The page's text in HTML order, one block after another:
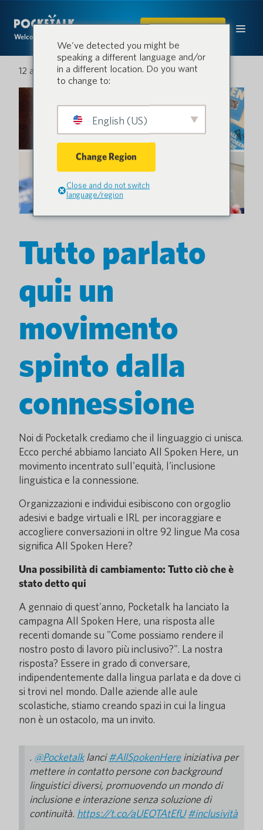
Welcome to the conversation.
ACQUISTARE
12 aprile 2024
Tutto parlato
qui: un
movimento
spinto dalla
connessione
Noi di Pocketalk crediamo che il linguaggio ci unisca.
Ecco perché abbiamo lanciato All Spoken Here, un
movimento incentrato sull'equità, l'inclusione
linguistica e la connessione.
Organizzazioni e individui esibiscono con orgoglio
adesivi e badge virtuali e IRL per incoraggiare e
accogliere conversazioni in oltre 92 lingue Ma cosa
significa All Spoken Here?
Una possibilità di cambiamento: Tutto ciò che è
stato detto qui
A gennaio di quest'anno, Pocketalk ha lanciato la
campagna All Spoken Here, una risposta alle
recenti domande su "Come possiamo rendere il
nostro posto di lavoro più inclusivo?". La nostra
risposta? Essere in grado di conversare,
indipendentemente dalla lingua parlata e da dove ci
si trovi nel mondo. Dalle aziende alle aule
scolastiche, stiamo creando spazi in cui la lingua
non è un ostacolo, ma un invito.
. @Pocketalklanci#AllSpokenHereiniziativa per
mettere in contatto persone con background
linguistici diversi, promuovendo un mondo di
inclusione e interazione senza soluzione di
continuità. https://t.co/aUEQTAtEfU #inclusività
We've detected you might be
speaking a different language and/or
in a different location. Do you want
to change to:
English (US)
Change Region
Close and do not switch
language/region